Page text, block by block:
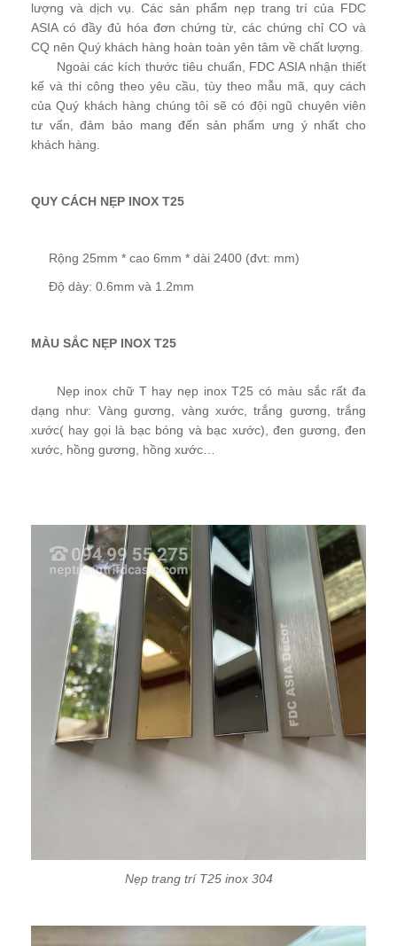
lượng và dịch vụ. Các sản phẩm nẹp trang trí của FDC
ASIA có đầy đủ hóa đơn chứng từ, các chứng chỉ CO và
CQ nên Quý khách hàng hoàn toàn yên tâm về chất lượng.
Ngoài các kích thước tiêu chuẩn, FDC ASIA nhận thiết
kế và thi công theo yêu cầu, tùy theo mẫu mã, quy cách
của Quý khách hàng chúng tôi sẽ có đội ngũ chuyên viên
tư vấn, đảm bảo mang đến sản phẩm ưng ý nhất cho
khách hàng.
QUY CÁCH NẸP INOX T25
Rộng 25mm * cao 6mm * dài 2400 (đvt: mm)
Độ dày: 0.6mm và 1.2mm
MÀU SẮC NẸP INOX T25
Nẹp inox chữ T hay nẹp inox T25 có màu sắc rất đa
dạng như: Vàng gương, vàng xước, trắng gương, trắng
xước( hay gọi là bạc bóng và bạc xước), đen gương, đen
xước, hồng gương, hồng xước…
Nẹp trang trí T25 inox 304